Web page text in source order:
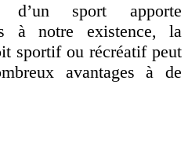
sport apporte
à notre existence, la
sportif ou récréatif peut
avantages à de